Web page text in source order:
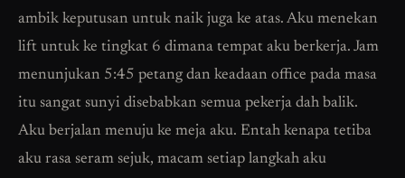
ambik keputusan untuk naik juga ke atas. Aku menekan
lift untuk ke tingkat 6 dimana tempat aku berkerja. Jam
menunjukan 5:45 petang dan keadaan office pada masa
itu sangat sunyi disebabkan semua pekerja dah balik.
Aku berjalan menuju ke meja aku. Entah kenapa tetiba
aku rasa seram sejuk, macam setiap langkah aku